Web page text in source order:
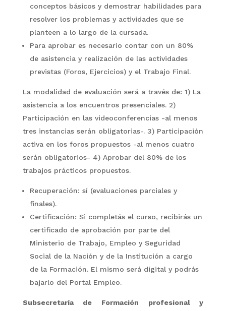
conceptos básicos y demostrar habilidades para
resolver los problemas y actividades que se
planteen a lo largo de la cursada.
Para aprobar es necesario contar con un 80%
de asistencia y realización de las actividades
previstas (Foros, Ejercicios) y el Trabajo Final.
La modalidad de evaluación será a través de: 1) La
asistencia a los encuentros presenciales. 2)
Participación en las videoconferencias -al menos
tres instancias serán obligatorias-. 3) Participación
activa en los foros propuestos -al menos cuatro
serán obligatorios- 4) Aprobar del 80% de los
trabajos prácticos propuestos.
Recuperación: sí (evaluaciones parciales y
finales).
Certificación: Si completás el curso, recibirás un
certificado de aprobación por parte del
Ministerio de Trabajo, Empleo y Seguridad
Social de la Nación y de la Institución a cargo
de la Formación. El mismo será digital y podrás
bajarlo del Portal Empleo.
Subsecretaría de Formación profesional y